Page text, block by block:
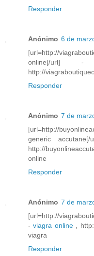
Responder
Anónimo 6 de
[url=http://
online[/
http://
Responder
Anónimo 7 de
[url=http://
generic
http://
online
Responder
Anónimo 7 de
[url=http://
-viagra online,
viagra
Responder